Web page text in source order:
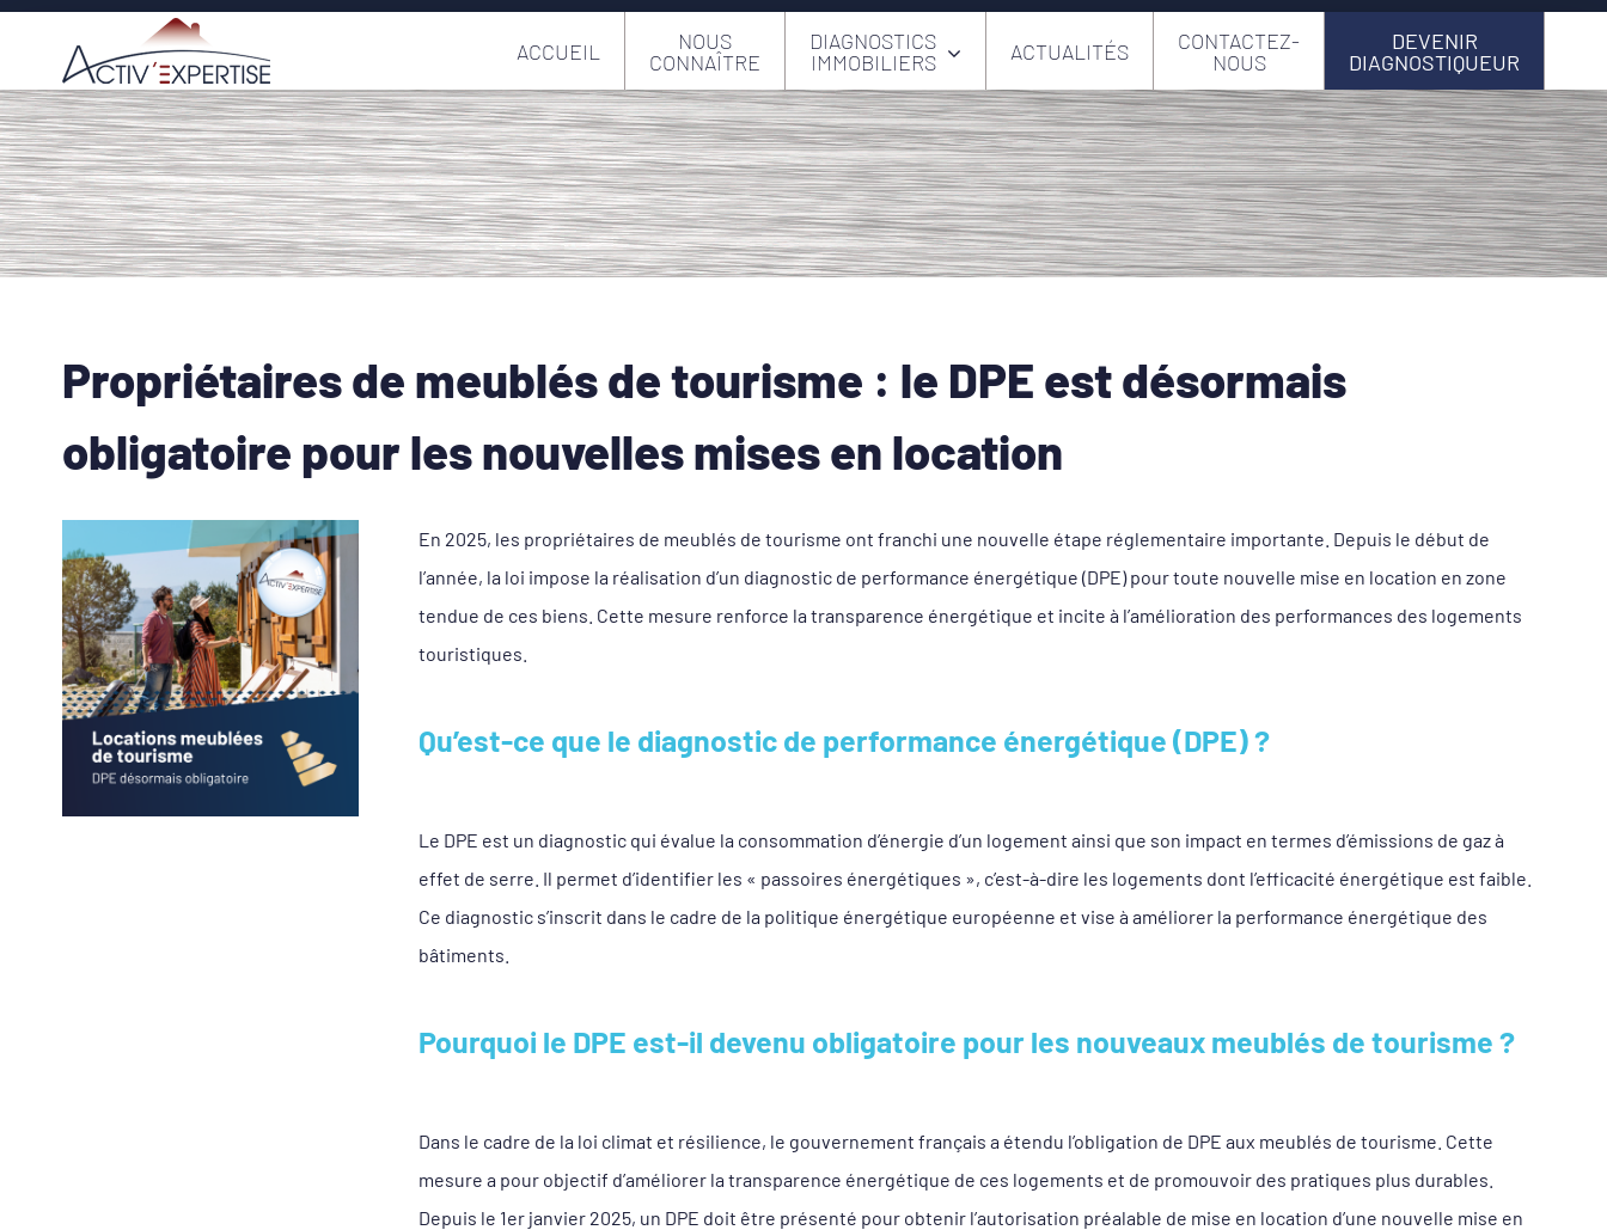
Passer
contenu
ACCUEIL
NOUS
CONNAÎTRE
DIAGNOSTICS
IMMOBILIERS
ACTUALITÉS
CONTACTEZ-
NOUS
DEVENIR
DIAGNOSTIQUEUR
Propriétaires de meublés de tourisme : le DPE est désormais
obligatoire pour les nouvelles mises en location
l'image
agrandie
En 2025, les propriétaires de meublés de tourisme ont franchi une nouvelle étape réglementaire importante. Depuis le début de
l’année, la loi impose la réalisation d’un diagnostic de performance énergétique (DPE) pour toute nouvelle mise en location en zone
tendue de ces biens. Cette mesure renforce la transparence énergétique et incite à l’amélioration des performances des logements
touristiques.
Qu’est-ce que le diagnostic de performance énergétique (DPE) ?
Le DPE est un diagnostic qui évalue la consommation d’énergie d’un logement ainsi que son impact en termes d’émissions de gaz à
effet de serre. Il permet d’identifier les « passoires énergétiques », c’est-à-dire les logements dont l’efficacité énergétique est faible.
Ce diagnostic s’inscrit dans le cadre de la politique énergétique européenne et vise à améliorer la performance énergétique des
bâtiments.
Pourquoi le DPE est-il devenu obligatoire pour les nouveaux meublés de tourisme ?
Dans le cadre de la loi climat et résilience, le gouvernement français a étendu l’obligation de DPE aux meublés de tourisme. Cette
mesure a pour objectif d’améliorer la transparence énergétique de ces logements et de promouvoir des pratiques plus durables.
Depuis le 1er janvier 2025, un DPE doit être présenté pour obtenir l’autorisation préalable de mise en location d’une nouvelle mise en